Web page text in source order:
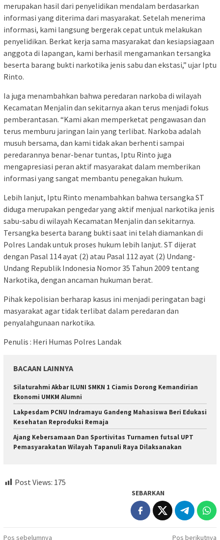
merupakan hasil dari penyelidikan mendalam berdasarkan
informasi yang diterima dari masyarakat. Setelah menerima
informasi, kami langsung bergerak cepat untuk melakukan
penyelidikan. Berkat kerja sama masyarakat dan kesiapsiagaan
anggota di lapangan, kami berhasil mengamankan tersangka
beserta barang bukti narkotika jenis sabu dan ekstasi,” ujar Iptu
Rinto.
Ia juga menambahkan bahwa peredaran narkoba di wilayah
Kecamatan Menjalin dan sekitarnya akan terus menjadi fokus
pemberantasan. “Kami akan memperketat pengawasan dan
terus memburu jaringan lain yang terlibat. Narkoba adalah
musuh bersama, dan kami tidak akan berhenti sampai
peredarannya benar-benar tuntas, Iptu Rinto juga
mengapresiasi peran aktif masyarakat dalam memberikan
informasi yang sangat membantu penegakan hukum.
Lebih lanjut, Iptu Rinto menambahkan bahwa tersangka ST
diduga merupakan pengedar yang aktif menjual narkotika jenis
sabu-sabu di wilayah Kecamatan Menjalin dan sekitarnya.
Tersangka beserta barang bukti saat ini telah diamankan di
Polres Landak untuk proses hukum lebih lanjut. ST dijerat
dengan Pasal 114 ayat (2) atau Pasal 112 ayat (2) Undang-
Undang Republik Indonesia Nomor 35 Tahun 2009 tentang
Narkotika, dengan ancaman hukuman berat.
Pihak kepolisian berharap kasus ini menjadi peringatan bagi
masyarakat agar tidak terlibat dalam peredaran dan
penyalahgunaan narkotika.
Penulis : Heri Humas Polres Landak
BACAAN LAINNYA
Silaturahmi Akbar ILUNI SMKN 1 Ciamis Dorong Kemandirian
Ekonomi UMKM Alumni
Lakpesdam PCNU Indramayu Gandeng Mahasiswa Beri Edukasi
Kesehatan Reproduksi Remaja
Ajang Kebersamaan Dan Sportivitas Turnamen futsal UPT
Pemasyarakatan Wilayah Tapanuli Raya Dilaksanakan
Post Views: 175
SEBARKAN
Pos sebelumnya Pos berikutnya